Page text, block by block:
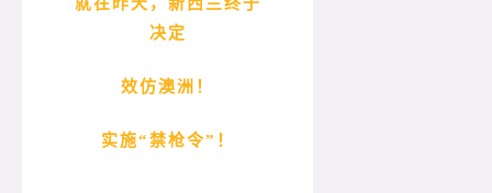
决定
效仿澳洲！
实施“禁枪令”！